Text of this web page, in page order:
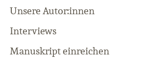
Unsere Autor:innen
Interviews
Manuskript einreichen